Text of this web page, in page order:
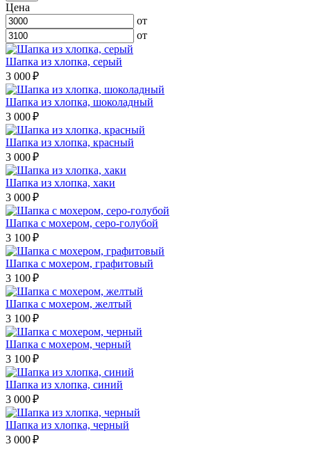
Цена
от
от
Шапка из хлопка, серый
3 000 ₽
Шапка из хлопка, шоколадный
3 000 ₽
Шапка из хлопка, красный
3 000 ₽
Шапка из хлопка, хаки
3 000 ₽
Шапка с мохером, серо-голубой
3 100 ₽
Шапка с мохером, графитовый
3 100 ₽
Шапка с мохером, желтый
3 100 ₽
Шапка с мохером, черный
3 100 ₽
Шапка из хлопка, синий
3 000 ₽
Шапка из хлопка, черный
3 000 ₽